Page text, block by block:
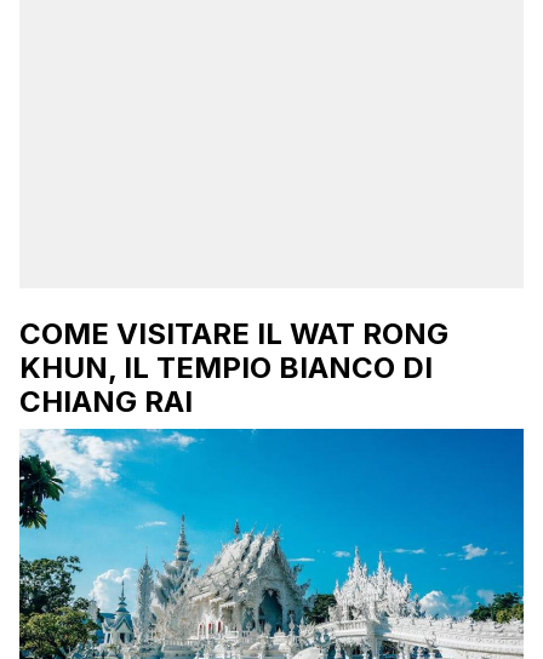
COME VISITARE IL WAT RONG
KHUN, IL TEMPIO BIANCO DI
CHIANG RAI